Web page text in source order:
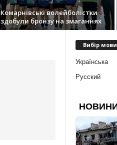
Комарнівські волейболістки
здобули бронзу на змаганнях
Вибір мови
Українська
Русский